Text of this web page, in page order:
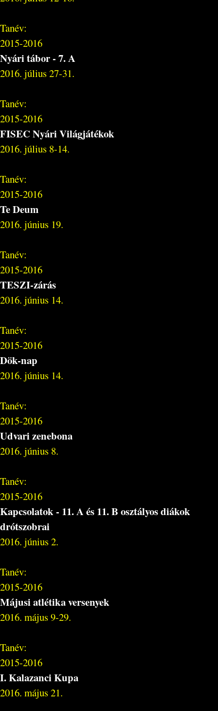
Tanév:
2015-2016
Nyári tábor - 7. A
2016. július 27-31.
Tanév:
2015-2016
FISEC Nyári Világjátékok
2016. július 8-14.
Tanév:
2015-2016
Te Deum
2016. június 19.
Tanév:
2015-2016
TESZI-zárás
2016. június 14.
Tanév:
2015-2016
Dök-nap
2016. június 14.
Tanév:
2015-2016
Udvari zenebona
2016. június 8.
Tanév:
2015-2016
Kapcsolatok - 11. A és 11. B osztályos diákok
drótszobrai
2016. június 2.
Tanév:
2015-2016
Májusi atlétika versenyek
2016. május 9-29.
Tanév:
2015-2016
I. Kalazanci Kupa
2016. május 21.